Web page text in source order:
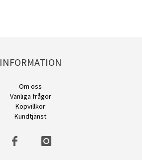
INFORMATION
Om oss
Vanliga frågor
Köpvillkor
Kundtjänst